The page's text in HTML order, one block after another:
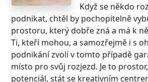
Když se někdo
podnikat, chtěl by pochopitelně
prostoru, který dobře zná a má k
Ti, kteří mohou, a samozřejmě i s
podnikání zvolí v tomto případě
místo pro svůj rozjezd. Je to
potenciál, stát se kreativním